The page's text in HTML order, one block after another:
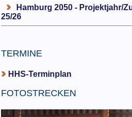
Hamburg 2050 - Projektjahr/
25/26
TERMINE
HHS-Terminplan
FOTOSTRECKEN